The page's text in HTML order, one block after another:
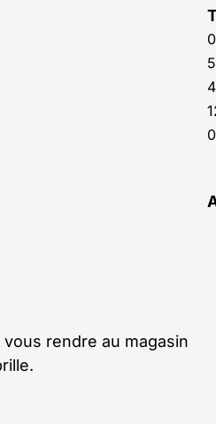
vous rendre au magasin